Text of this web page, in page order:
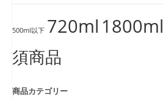
500ml以下 720ml 1800ml
須商品
商品カテゴリー